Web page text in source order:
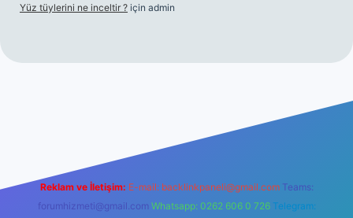
Yüz tüylerini ne inceltir ? için admin
Reklam ve İletişim: E-mail: backlinkpaneli@gmail.com Teams:
forumhizmeti@gmail.com Whatsapp: 0262 606 0 726 Telegram: